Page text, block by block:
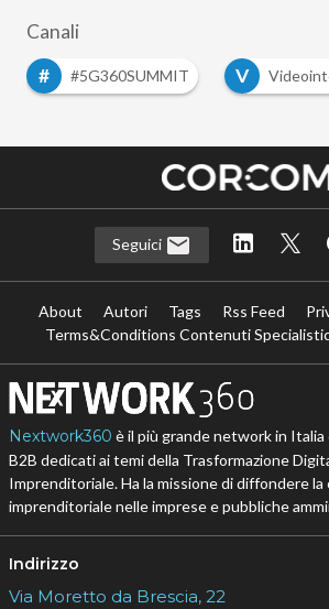
Canali
#
#5G360SUMMIT V
Seguici
About Autori Tags Rss Feed
Terms&Conditions Contenuti
Nextwork360 è il più grande network in
B2B dedicati ai temi della Trasformazione
Imprenditoriale. Ha la missione di diffondere
imprenditoriale nelle imprese e pubbliche
Indirizzo
Via Moretto da Brescia, 22